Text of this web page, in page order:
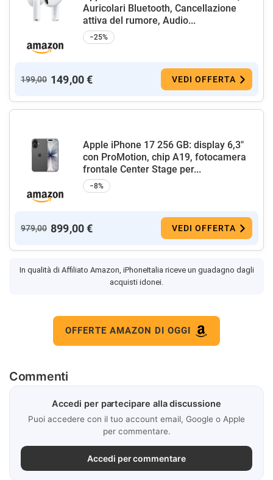
Auricolari Bluetooth, Cancellazione
attiva del rumore, Audio...
−25%
199,00 149,00 € VEDI OFFERTA
Apple iPhone 17 256 GB: display 6,3"
con ProMotion, chip A19, fotocamera
frontale Center Stage per...
−8%
979,00 899,00 € VEDI OFFERTA
In qualità di Affiliato Amazon, iPhoneItalia riceve un guadagno dagli
acquisti idonei.
OFFERTE AMAZON DI OGGI
Commenti
Accedi per partecipare alla discussione
Puoi accedere con il tuo account email, Google o Apple
per commentare.
Accedi per commentare